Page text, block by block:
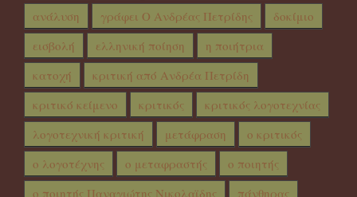
ανάλυση
γράφει Ο Ανδρέας Πετρίδης
δοκίμιο
εισβολή
ελληνική ποίηση
η ποιήτρια
κατοχή
κριτική από Ανδρέα Πετρίδη
κριτικό κείμενο
κριτικός
κριτικός λογοτεχνίας
λογοτεχνική κριτική
μετάφραση
ο κριτικός
ο λογοτέχνης
ο μεταφραστής
ο ποιητής
ο ποιητής Παναγιώτης Νικολαϊδης
πάνθηρας